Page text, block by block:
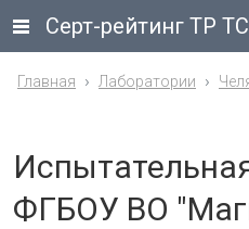
Серт-рейтинг ТР ТС
Главная Лаборатории
ФГБОУ ВО